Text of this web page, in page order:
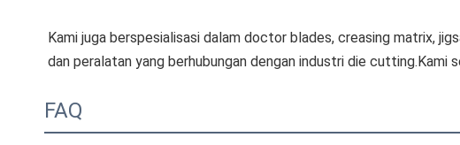
Kami juga berspesialisasi dalam doctor blades, creasing matrix,
dan peralatan yang berhubungan dengan industri die
FAQ